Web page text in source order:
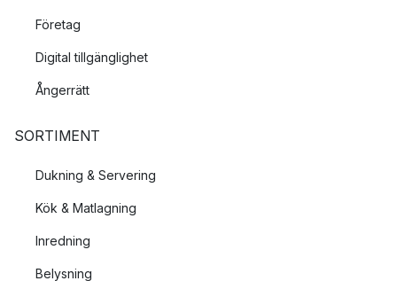
Företag
Digital tillgänglighet
Ångerrätt
SORTIMENT
Dukning & Servering
Kök & Matlagning
Inredning
Belysning